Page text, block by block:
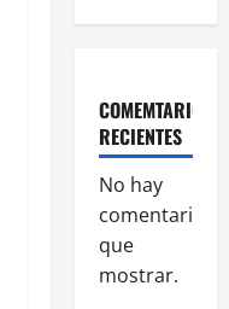
COMEMTARIOS
RECIENTES
No hay
comentarios
que
mostrar.